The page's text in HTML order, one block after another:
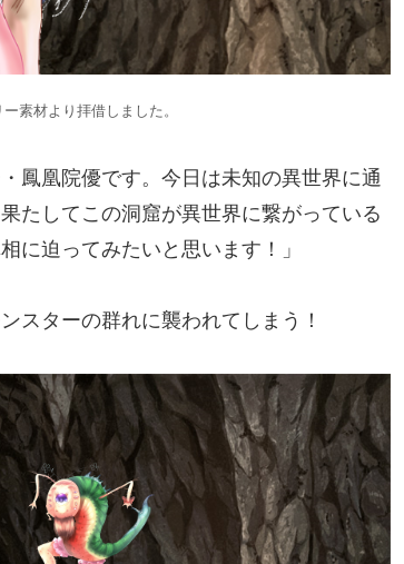
素材より拝借しました。
鳳凰院優です。今日は未知の異世界に通
たしてこの洞窟が異世界に繋がっている
迫ってみたいと思います！」
スターの群れに襲われてしまう！